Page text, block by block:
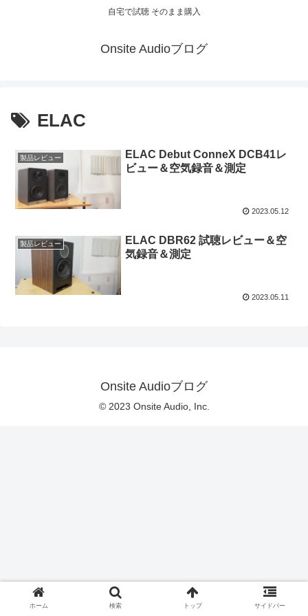
自宅で試聴 そのまま購入
Onsite Audioブログ
ELAC
製品レビュー
ELAC Debut ConneX DCB41レ
ビュー＆空気録音＆測定
2023.05.12
製品レビュー
ELAC DBR62 試聴レビュー＆空
気録音＆測定
2023.05.11
Onsite Audioブログ
© 2023 Onsite Audio, Inc.
ホーム 検索 トップ サイドバー